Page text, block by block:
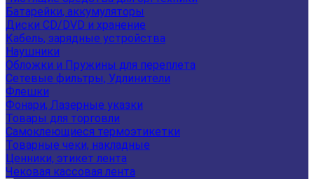
Батарейки, аккумуляторы
Диски CD/DVD и хранение
Кабель, зарядные устройства
Наушники
Обложки и Пружины для переплета
Сетевые фильтры, Удлинители
Флешки
Фонари, Лазерные указки
Товары для торговли
Самоклеющиеся термоэтикетки
Товарные чеки, накладные
Ценники, этикет лента
Чековая кассовая лента